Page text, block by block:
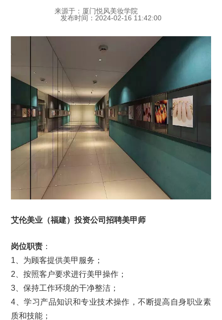
来源于：厦门悦风美妆学院
发布时间：2024-02-16 11:42:00
艾伦美业（福建）投资公司招聘美甲师
岗位职责 ：
1、为顾客提供美甲服务；
2、按照客户要求进行美甲操作；
3、保持工作环境的干净整洁；
4、学习产品知识和专业技术操作，不断提高自身职业素
质和技能；